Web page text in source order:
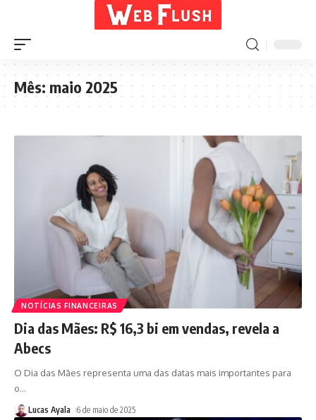
Mês:maio 2025
NOTÍCIAS FINANCEIRAS
Dia das Mães: R$ 16,3 bi em vendas, revela a
Abecs
O Dia das Mães representa uma das datas mais importantes para
o…
Lucas Ayala 6 de maio de 2025